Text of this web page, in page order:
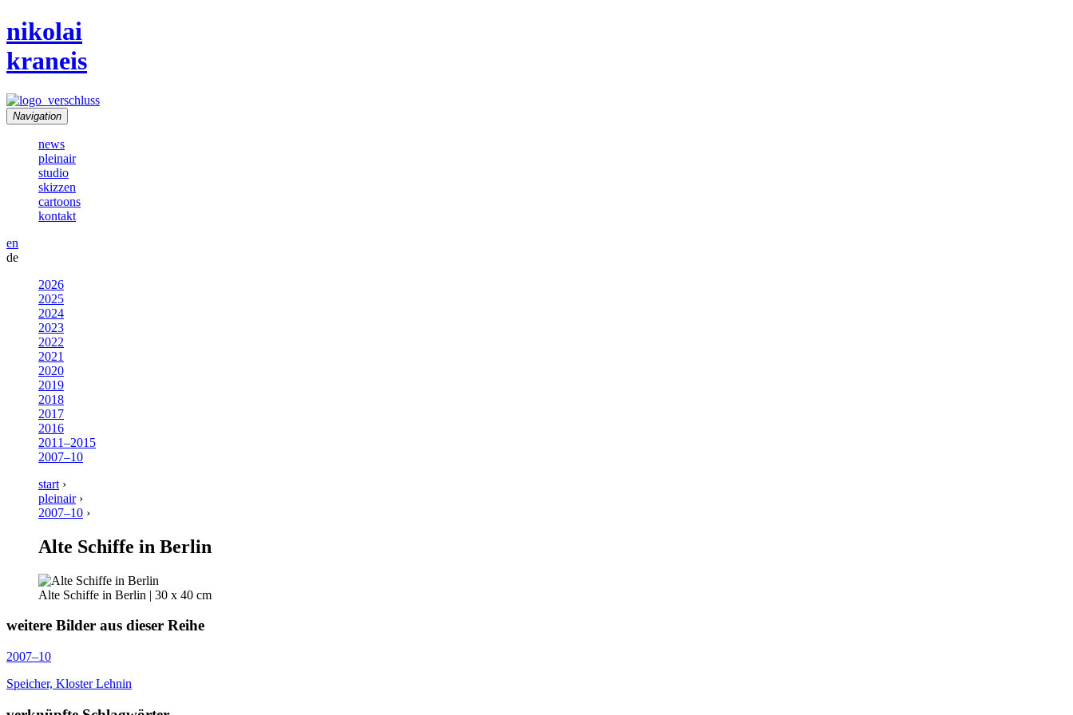
nikolai
kraneis
Navigation
news
pleinair
studio
skizzen
cartoons
kontakt
en
de
2026
2025
2024
2023
2022
2021
2020
2019
2018
2017
2016
2011–2015
2007–10
start ›
pleinair›
2007–10 ›
Alte Schiffe in Berlin
Alte Schiffe in Berlin | 30 x 40 cm
weitere Bilder aus dieser Reihe
2007–10
Speicher, Kloster Lehnin